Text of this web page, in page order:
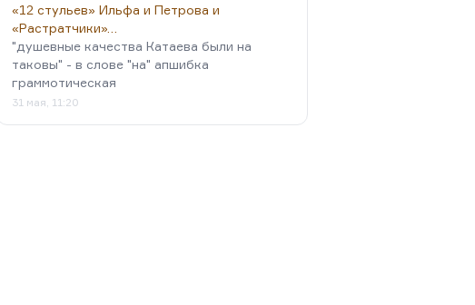
«12 стульев» Ильфа и Петрова и
«Растратчики»…
"душевные качества Катаева были на
таковы" - в слове "на" апшибка
граммотическая
31 мая, 11:20